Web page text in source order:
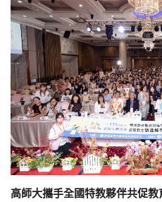
高師大攜手全國特教夥伴共促